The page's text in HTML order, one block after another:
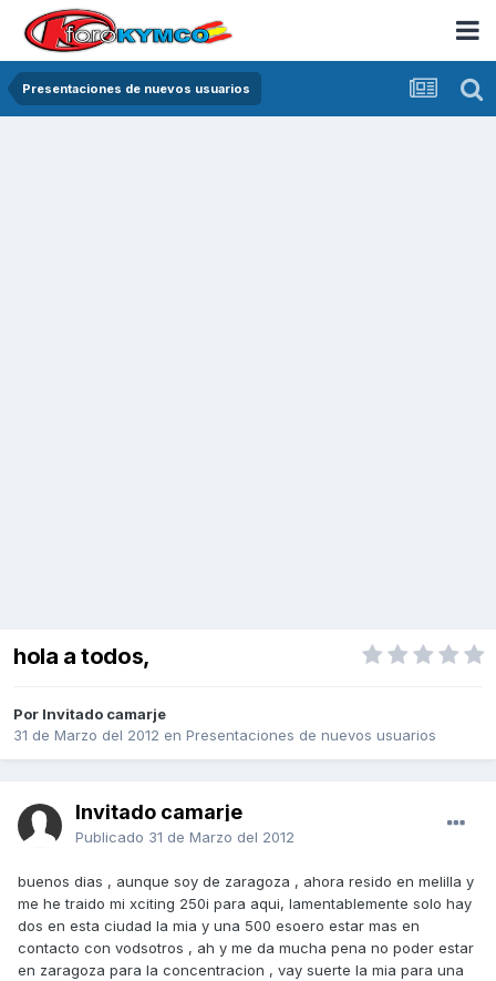
Presentaciones de nuevos usuarios
hola a todos,
Por Invitado camarje
31 de Marzo del 2012 en Presentaciones de nuevos usuarios
Invitado camarje
Publicado 31 de Marzo del 2012
buenos dias , aunque soy de zaragoza , ahora resido en melilla y
me he traido mi xciting 250i para aqui, lamentablemente solo hay
dos en esta ciudad la mia y una 500 esoero estar mas en
contacto con vodsotros , ah y me da mucha pena no poder estar
en zaragoza para la concentracion , vay suerte la mia para una